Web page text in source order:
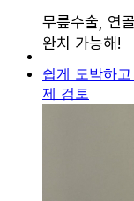
쉽게 도박하
제 검토